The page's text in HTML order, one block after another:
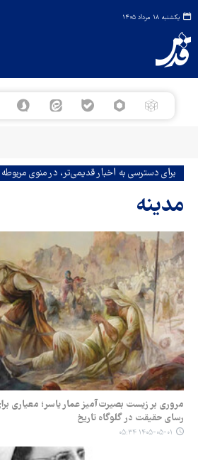
یکشنبه ۱۸ مرداد ۱۴۰۵
برای دسترسی به اخبار قدیمی‌تر، در منوی
مدینه
مروری بر زیست بصیرت‌آمیز عمار یاسر؛ معیاری
رسای حقیقت در گلوگاه تاریخ
۱۴۰۵-۰۵-۰۱ ۰۵:۳۴